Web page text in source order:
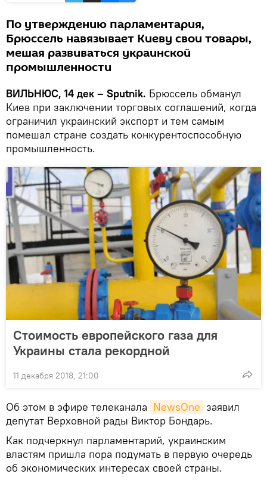
По утверждению парламентария,
Брюссель навязывает Киеву свои товары,
мешая развиваться украинской
промышленности
ВИЛЬНЮС, 14 дек – Sputnik. Брюссель обманул
Киев при заключении торговых соглашений, когда
ограничил украинский экспорт и тем самым
помешал стране создать конкурентоспособную
промышленность.
Стоимость европейского газа для
Украины стала рекордной
11 декабря 2018, 21:00
Об этом в эфире телеканала NewsОne заявил
депутат Верховной рады Виктор Бондарь.
Как подчеркнул парламентарий, украинским
властям пришла пора подумать в первую очередь
об экономических интересах своей страны.